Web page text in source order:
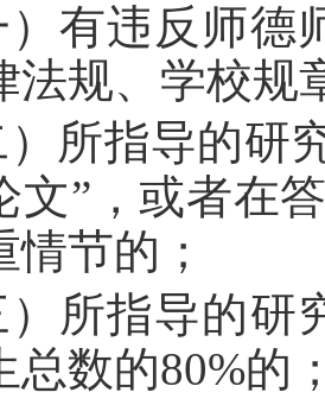
）有违反师
法规、学校规
）所指导的
文”，或者在
情节的；
）所指导的
总数的80%的